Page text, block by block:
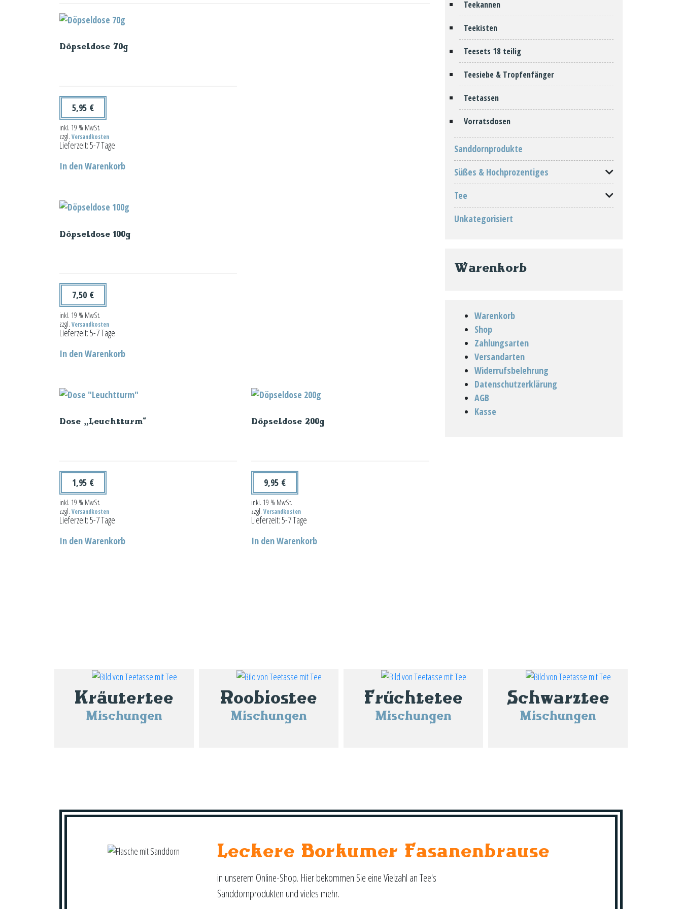
Döpseldose 70g
5,95 €
inkl. 19 % MwSt.
zzgl. Versandkosten
Lieferzeit:5-7 Tage
In den Warenkorb
Döpseldose 100g
7,50 €
inkl. 19 % MwSt.
zzgl. Versandkosten
Lieferzeit:5-7 Tage
In den Warenkorb
Dose „Leuchtturm“
1,95 €
inkl. 19 % MwSt.
zzgl. Versandkosten
Lieferzeit:5-7 Tage
In den Warenkorb
Döpseldose 200g
9,95 €
inkl. 19 % MwSt.
zzgl.Versandkosten
Lieferzeit:5-7 Tage
In den Warenkorb
Teekannen
Teekisten
Teesets 18 teilig
Teesiebe & Tropfenfänger
Teetassen
Vorratsdosen
Sanddornprodukte
Süßes & Hochprozentiges
Tee
Unkategorisiert
Warenkorb
Warenkorb
Shop
Zahlungsarten
Versandarten
Widerrufsbelehrung
Datenschutzerklärung
AGB
Kasse
Kräutertee
Mischungen
Roobiostee
Mischungen
Früchtetee
Mischungen
Schwarztee
Mischungen
Leckere Borkumer Fasanenbrause
in unserem Online-Shop. Hier bekommen Sie eine Vielzahl an Tee's
Sanddornprodukten und vieles mehr.